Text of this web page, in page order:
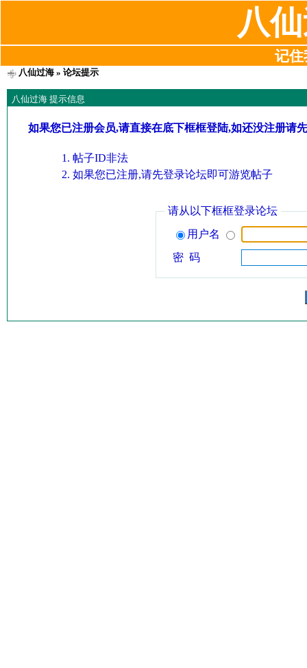
八
记住
八仙过海» 论坛提示
八仙过海 提示信息
如果您已注册会员,请直接在底下框框登陆,如还没注册请
帖子ID非法
如果您已注册,请先登录论坛即可游览帖子
请从以下框框登录论坛
用户名
密 码